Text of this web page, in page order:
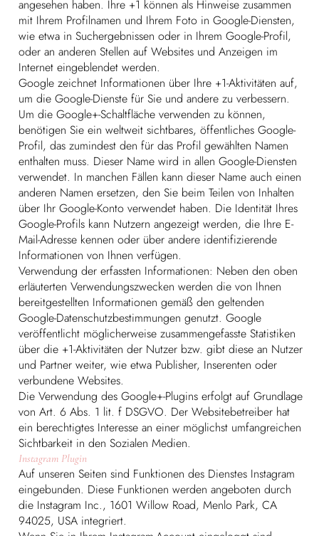
angesehen haben. Ihre +1 können als Hinweise zusammen
mit Ihrem Profilnamen und Ihrem Foto in Google-Diensten,
wie etwa in Suchergebnissen oder in Ihrem Google-Profil,
oder an anderen Stellen auf Websites und Anzeigen im
Internet eingeblendet werden.
Google zeichnet Informationen über Ihre +1-Aktivitäten auf,
um die Google-Dienste für Sie und andere zu verbessern.
Um die Google+-Schaltfläche verwenden zu können,
benötigen Sie ein weltweit sichtbares, öffentliches Google-
Profil, das zumindest den für das Profil gewählten Namen
enthalten muss. Dieser Name wird in allen Google-Diensten
verwendet. In manchen Fällen kann dieser Name auch einen
anderen Namen ersetzen, den Sie beim Teilen von Inhalten
über Ihr Google-Konto verwendet haben. Die Identität Ihres
Google-Profils kann Nutzern angezeigt werden, die Ihre E-
Mail-Adresse kennen oder über andere identifizierende
Informationen von Ihnen verfügen.
Verwendung der erfassten Informationen: Neben den oben
erläuterten Verwendungszwecken werden die von Ihnen
bereitgestellten Informationen gemäß den geltenden
Google-Datenschutzbestimmungen genutzt. Google
veröffentlicht möglicherweise zusammengefasste Statistiken
über die +1-Aktivitäten der Nutzer bzw. gibt diese an Nutzer
und Partner weiter, wie etwa Publisher, Inserenten oder
verbundene Websites.
Die Verwendung des Google+-Plugins erfolgt auf Grundlage
von Art. 6 Abs. 1 lit. f DSGVO. Der Websitebetreiber hat
ein berechtigtes Interesse an einer möglichst umfangreichen
Sichtbarkeit in den Sozialen Medien.
Instagram Plugin
Auf unseren Seiten sind Funktionen des Dienstes Instagram
eingebunden. Diese Funktionen werden angeboten durch
die Instagram Inc., 1601 Willow Road, Menlo Park, CA
94025, USA integriert.